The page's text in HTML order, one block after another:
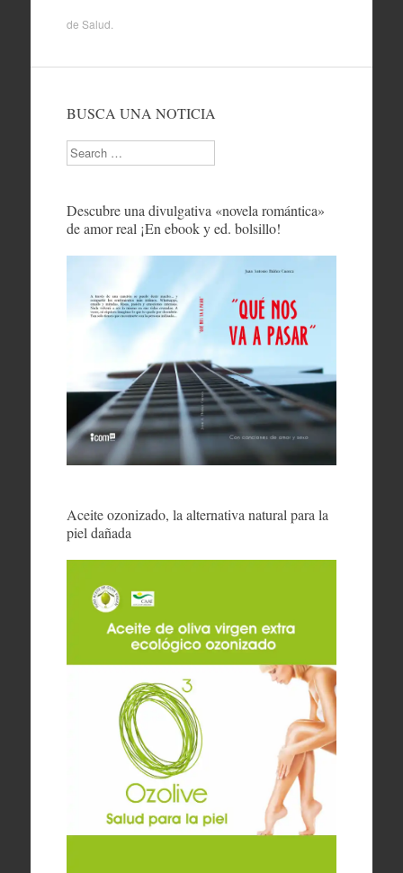
de Salud
BUSCA UNA NOTICIA
Search
Descubre una divulgativa «novela romántica»
de amor real ¡En ebook y ed. bolsillo!
Aceite ozonizado, la alternativa natural para la
piel dañada